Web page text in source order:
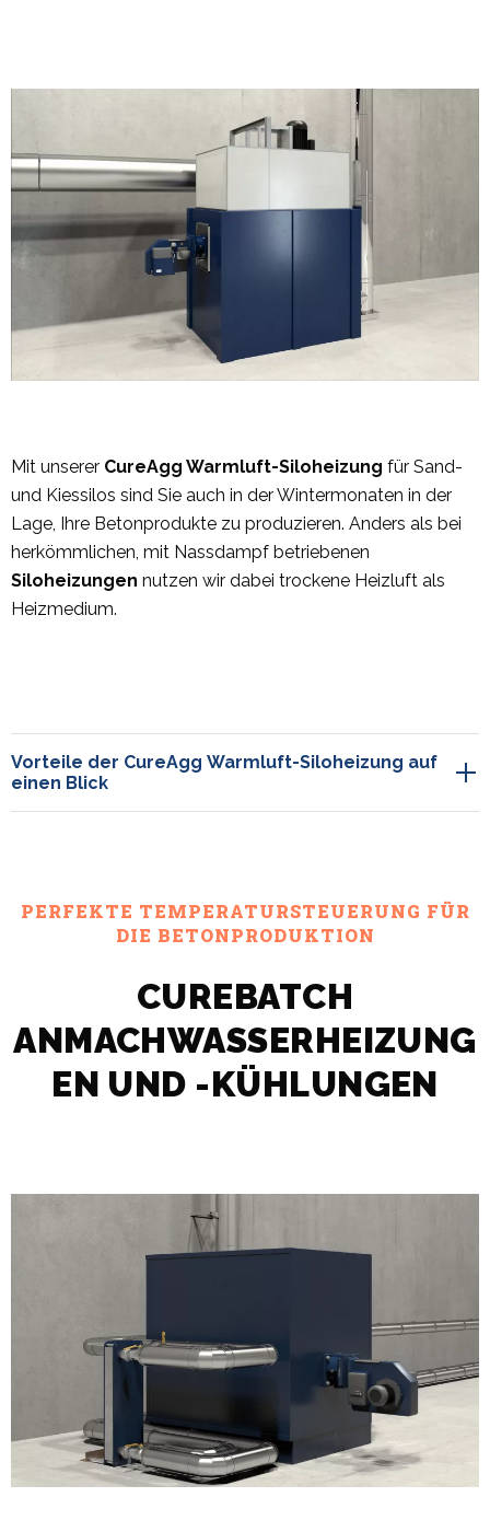
Mit unserer CureAgg Warmluft-Siloheizung für Sand-
und Kiessilos sind Sie auch in der Wintermonaten in der
Lage, Ihre Betonprodukte zu produzieren. Anders als bei
herkömmlichen, mit Nassdampf betriebenen
Siloheizungen nutzen wir dabei trockene Heizluft als
Heizmedium.
Vorteile der CureAgg Warmluft-Siloheizung auf
einen Blick
PERFEKTE TEMPERATURSTEUERUNG FÜR
DIE BETONPRODUKTION
CUREBATCH
ANMACHWASSERHEIZUNG
EN UND -KÜHLUNGEN